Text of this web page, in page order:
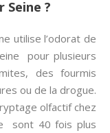
Seine ?
utilise l’odorat de
pour plusieurs
des fourmis
ou de la drogue.
olfactif chez
sont 40 fois plus